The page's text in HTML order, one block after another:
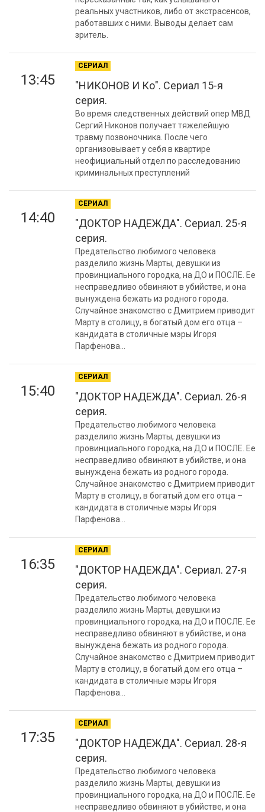
реальных участников, либо от экстрасенсов,
работавших с ними. Выводы делает сам
зритель.
13:45
СЕРИАЛ
"НИКОНОВ И Ко". Сериал 15-я
серия.
Во время следственных действий опер МВД
Сергий Никонов получает тяжелейшую
травму позвоночника. После чего
организовывает у себя в квартире
неофициальный отдел по расследованию
криминальных преступлений
14:40
СЕРИАЛ
"ДОКТОР НАДЕЖДА". Сериал. 25-я
серия.
Предательство любимого человека
разделило жизнь Марты, девушки из
провинциального городка, на ДО и ПОСЛЕ. Ее
несправедливо обвиняют в убийстве, и она
вынуждена бежать из родного города.
Случайное знакомство с Дмитрием приводит
Марту в столицу, в богатый дом его отца –
кандидата в столичные мэры Игоря
Парфенова...
15:40
СЕРИАЛ
"ДОКТОР НАДЕЖДА". Сериал. 26-я
серия.
Предательство любимого человека
разделило жизнь Марты, девушки из
провинциального городка, на ДО и ПОСЛЕ. Ее
несправедливо обвиняют в убийстве, и она
вынуждена бежать из родного города.
Случайное знакомство с Дмитрием приводит
Марту в столицу, в богатый дом его отца –
кандидата в столичные мэры Игоря
Парфенова...
16:35
СЕРИАЛ
"ДОКТОР НАДЕЖДА". Сериал. 27-я
серия.
Предательство любимого человека
разделило жизнь Марты, девушки из
провинциального городка, на ДО и ПОСЛЕ. Ее
несправедливо обвиняют в убийстве, и она
вынуждена бежать из родного города.
Случайное знакомство с Дмитрием приводит
Марту в столицу, в богатый дом его отца –
кандидата в столичные мэры Игоря
Парфенова...
17:35
СЕРИАЛ
"ДОКТОР НАДЕЖДА". Сериал. 28-я
серия.
Предательство любимого человека
разделило жизнь Марты, девушки из
провинциального городка, на ДО и ПОСЛЕ. Ее
несправедливо обвиняют в убийстве, и она